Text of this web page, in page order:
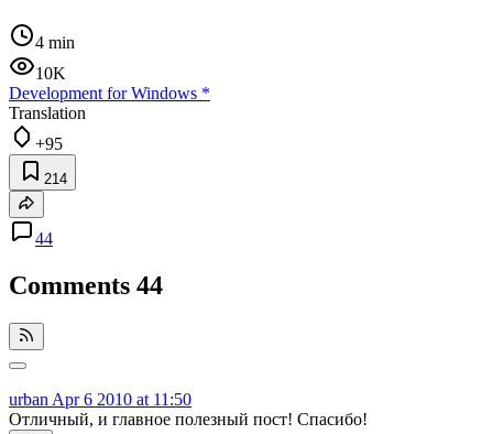
4 min
10K
Development for Windows *
Translation
+95
214
44
Comments 44
urban Apr 6 2010 at 11:50
Отличный, и главное полезный пост! Спасибо!